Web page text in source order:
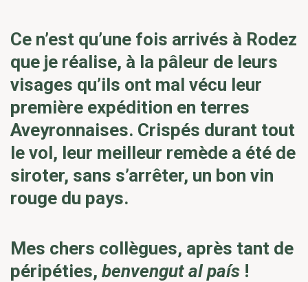
Ce n’est qu’une fois arrivés à Rodez
que je réalise, à la pâleur de leurs
visages qu’ils ont mal vécu leur
première expédition en terres
Aveyronnaises. Crispés durant tout
le vol, leur meilleur remède a été de
siroter, sans s’arrêter, un bon vin
rouge du pays.
Mes chers collègues, après tant de
péripéties, benvengut al país !